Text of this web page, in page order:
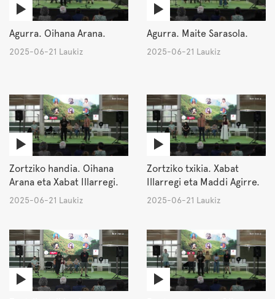
Agurra. Oihana Arana.
2025-06-21 Laukiz
Agurra. Maite Sarasola.
2025-06-21 Laukiz
Zortziko handia. Oihana
Arana eta Xabat Illarregi.
2025-06-21 Laukiz
Zortziko txikia. Xabat
Illarregi eta Maddi Agirre.
2025-06-21 Laukiz